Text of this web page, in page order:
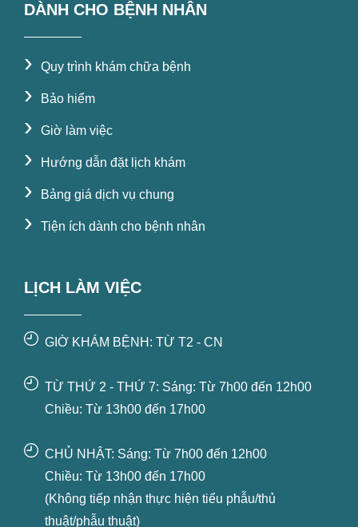
DÀNH CHO BỆNH NHÂN
› Quy trình khám chữa bệnh
› Bảo hiểm
› Giờ làm việc
› Hướng dẫn đặt lịch khám
› Bảng giá dịch vụ chung
› Tiện ích dành cho bệnh nhân
LỊCH LÀM VIỆC
GIỜ KHÁM BỆNH: TỪ T2 - CN
TỪ THỨ 2 - THỨ 7: Sáng: Từ 7h00 đến 12h00
Chiều: Từ 13h00 đến 17h00
CHỦ NHẬT: Sáng: Từ 7h00 đến 12h00
Chiều: Từ 13h00 đến 17h00
(Không tiếp nhận thực hiện tiểu phẫu/thủ
thuật/phẫu thuật)